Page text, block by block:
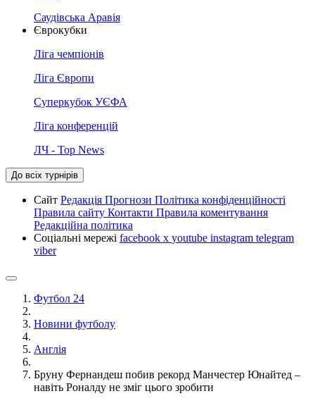
Саудівська Аравія
Єврокубки
Ліга чемпіонів
Ліга Європи
Суперкубок УЄФА
Ліга конференцій
ЛЧ - Top News
До всіх турнірів
Сайт Редакція Прогнози Політика конфіденційності
Правила сайту Контакти Правила коментування
Редакційна політика
Соціальні мережі facebook x youtube instagram telegram
viber
Футбол 24
Новини футболу
Англія
Бруну Фернандеш побив рекорд Манчестер Юнайтед –
навіть Роналду не зміг цього зробити